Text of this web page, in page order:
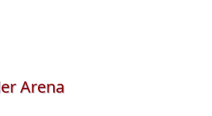
Arena